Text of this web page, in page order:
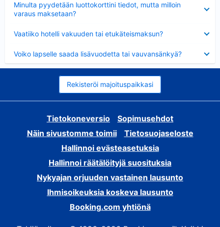
Minulta pyydetään luottokorttini tiedot, mutta milloin
varaus maksetaan?
Vaatiiko hotelli vakuuden tai etukäteismaksun?
Voiko lapselle saada lisävuodetta tai vauvansänkyä?
Rekisteröi majoituspaikkasi
Tietokoneversio
Sopimusehdot
Näin sivustomme toimii
Tietosuojaseloste
Hallinnoi evästeasetuksia
Hallinnoi räätälöityjä suosituksia
Nykyajan orjuuden vastainen lausunto
Ihmisoikeuksia koskeva lausunto
Booking.com yhtiönä